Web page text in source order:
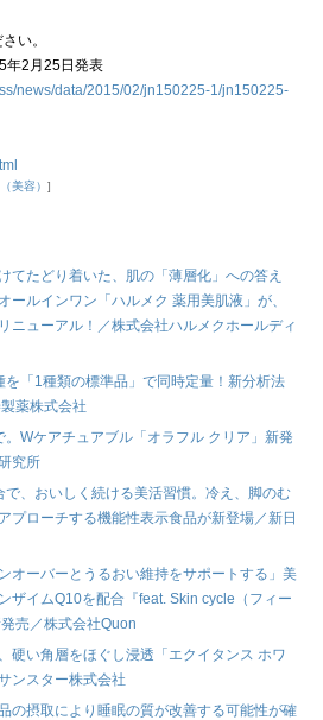
い。
2月25日発表
news/data/2015/02/jn150225-1/jn150225-
美容）
てたどり着いた、肌の「薄層化」への答え
ールインワン「ハルメク 薬用美肌液」が、
ニューアル！／株式会社ハルメクホールディ
「1種類の標準品」で同時定量！新分析法
薬株式会社
Wケアチュアブル「オラフル クリア」新発
究所
、おいしく続ける美活習慣。冷え、脚のむ
プローチする機能性表示食品が新登場／新日
オーバーとうるおい維持をサポートする」美
ザイムQ10を配合『feat. Skin cycle（フィー
売／株式会社Quon
硬い角層をほぐし浸透「エクイタンス ホワ
ンスター株式会社
の摂取により睡眠の質が改善する可能性が確